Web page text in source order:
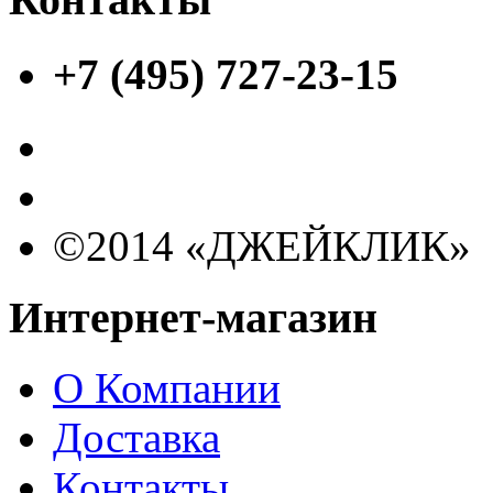
+7 (495) 727-23-15
©2014 «ДЖЕЙКЛИК»
Интернет-магазин
О Компании
Доставка